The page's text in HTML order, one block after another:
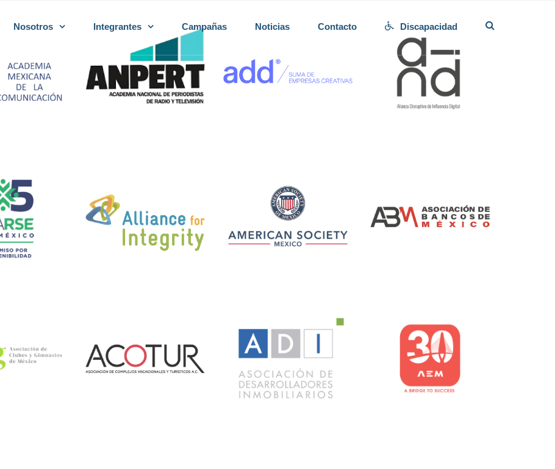
Nosotros Integrantes Campañas Noticias Contacto Discapacidad